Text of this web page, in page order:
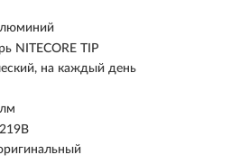
NITECORE TIP
на каждый день